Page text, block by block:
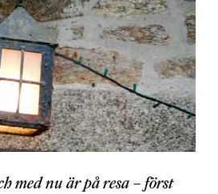
med nu är på resa – först